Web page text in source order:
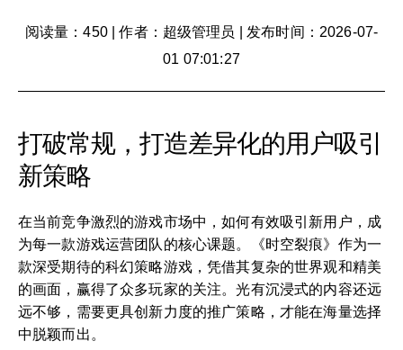
阅读量：450|作者：超级管理员
发布时间：2026-07-
01 07:01:27
打破常规，打造差异化的用户吸引
新策略
在当前竞争激烈的游戏市场中，如何有效吸引新用户，成
为每一款游戏运营团队的核心课题。《时空裂痕》作为一
款深受期待的科幻策略游戏，凭借其复杂的世界观和精美
的画面，赢得了众多玩家的关注。光有沉浸式的内容还远
远不够，需要更具创新力度的推广策略，才能在海量选择
中脱颖而出。